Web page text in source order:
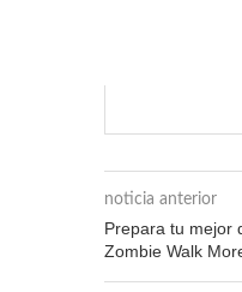
noticia anterior
Prepara tu mejor
Zombie Walk